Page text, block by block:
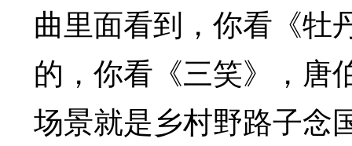
曲里面看到，你看《牡
的，你看《三笑》，唐
场景就是乡村野路子念